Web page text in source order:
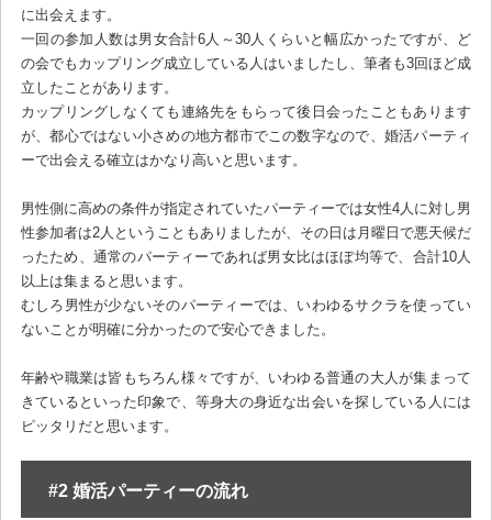
に出会えます。
一回の参加人数は男女合計6人～30人くらいと幅広かったですが、ど
の会でもカップリング成立している人はいましたし、筆者も3回ほど成
立したことがあります。
カップリングしなくても連絡先をもらって後日会ったこともあります
が、都心ではない小さめの地方都市でこの数字なので、婚活パーティ
ーで出会える確立はかなり高いと思います。
男性側に高めの条件が指定されていたパーティーでは女性4人に対し男
性参加者は2人ということもありましたが、その日は月曜日で悪天候だ
ったため、通常のパーティーであれば男女比はほぼ均等で、合計10人
以上は集まると思います。
むしろ男性が少ないそのパーティーでは、いわゆるサクラを使ってい
ないことが明確に分かったので安心できました。
年齢や職業は皆もちろん様々ですが、いわゆる普通の大人が集まって
きているといった印象で、等身大の身近な出会いを探している人には
ピッタリだと思います。
#2 婚活パーティーの流れ